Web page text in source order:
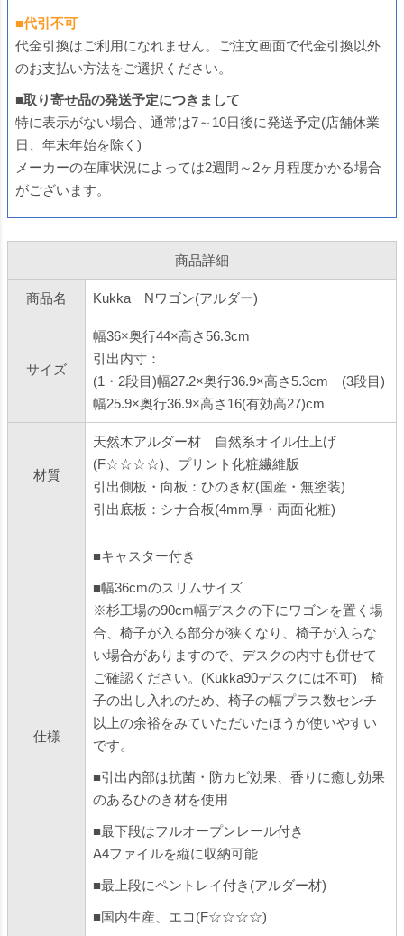
■代引不可
代金引換はご利用になれません。ご注文画面で代金引換以外
のお支払い方法をご選択ください。
■取り寄せ品の発送予定につきまして
特に表示がない場合、通常は7～10日後に発送予定(店舗休業
日、年末年始を除く)
メーカーの在庫状況によっては2週間～2ヶ月程度かかる場合
がございます。
商品詳細
商品名 Kukka Nワゴン(アルダー)
サイズ
幅36×奥行44×高さ56.3cm
引出内寸：
(1・2段目)幅27.2×奥行36.9×高さ5.3cm (3段目)
幅25.9×奥行36.9×高さ16(有効高27)cm
材質
天然木アルダー材 自然系オイル仕上げ
(F☆☆☆☆)、プリント化粧繊維版
引出側板・向板：ひのき材(国産・無塗装)
引出底板：シナ合板(4mm厚・両面化粧)
仕様
■キャスター付き
■幅36cmのスリムサイズ
※杉工場の90cm幅デスクの下にワゴンを置く場
合、椅子が入る部分が狭くなり、椅子が入らな
い場合がありますので、デスクの内寸も併せて
ご確認ください。(Kukka90デスクには不可) 椅
子の出し入れのため、椅子の幅プラス数センチ
以上の余裕をみていただいたほうが使いやすい
です。
■引出内部は抗菌・防カビ効果、香りに癒し効果
のあるひのき材を使用
■最下段はフルオープンレール付き
A4ファイルを縦に収納可能
■最上段にペントレイ付き(アルダー材)
■国内生産、エコ(F☆☆☆☆)